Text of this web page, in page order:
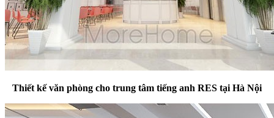
Thiết kế văn phòng cho trung tâm tiếng anh RES tại Hà Nội